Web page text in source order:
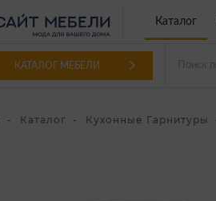
Каталог
КАТАЛОГ МЕБЕЛИ
Каталог Кухонные Гарнитуры